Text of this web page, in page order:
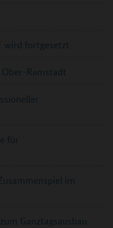
wird fortgesetzt
Ramstadt
für
im
Ganztagsausbau